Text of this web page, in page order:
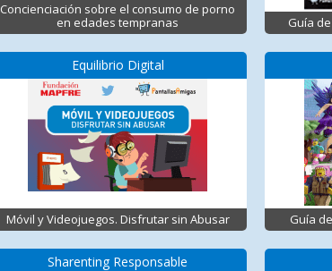
Concienciación sobre el consumo de porno
en edades tempranas
Equilibrio Digital
Móvil y Videojuegos. Disfrutar sin Abusar
Sharenting Responsable
Guía
Guía